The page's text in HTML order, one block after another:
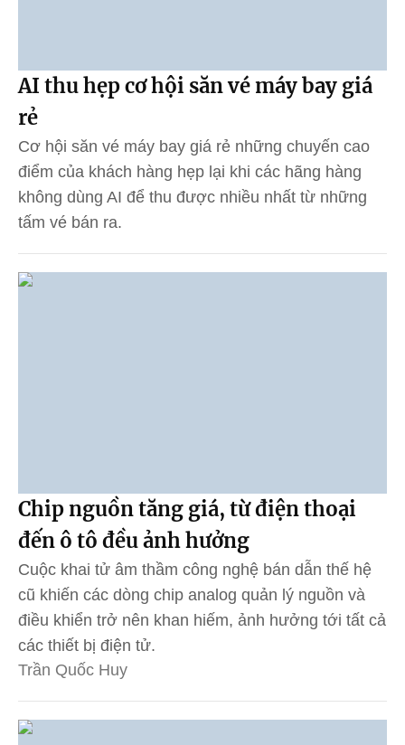
AI thu hẹp cơ hội săn vé máy bay giá
rẻ
Cơ hội săn vé máy bay giá rẻ những chuyến cao
điểm của khách hàng hẹp lại khi các hãng hàng
không dùng AI để thu được nhiều nhất từ những
tấm vé bán ra.
Chip nguồn tăng giá, từ điện thoại
đến ô tô đều ảnh hưởng
Cuộc khai tử âm thầm công nghệ bán dẫn thế hệ
cũ khiến các dòng chip analog quản lý nguồn và
điều khiển trở nên khan hiếm, ảnh hưởng tới tất cả
các thiết bị điện tử.
Trần Quốc Huy